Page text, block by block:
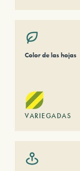
Color de las hojas
VARIEGADAS